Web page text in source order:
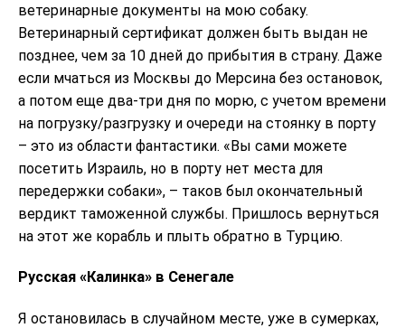
ветеринарные документы на мою собаку.
Ветеринарный сертификат должен быть выдан не
позднее, чем за 10 дней до прибытия в страну. Даже
если мчаться из Москвы до Мерсина без остановок,
а потом еще два-три дня по морю, с учетом времени
на погрузку/разгрузку и очереди на стоянку в порту
– это из области фантастики. «Вы сами можете
посетить Израиль, но в порту нет места для
передержки собаки», – таков был окончательный
вердикт таможенной службы. Пришлось вернуться
на этот же корабль и плыть обратно в Турцию.
Русская «Калинка» в Сенегале
Я остановилась в случайном месте, уже в сумерках,